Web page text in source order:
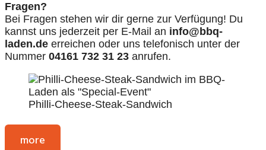
Fragen?
Bei Fragen stehen wir dir gerne zur Verfügung! Du
kannst uns jederzeit per E-Mail an info@bbq-
laden.de erreichen oder uns telefonisch unter der
Nummer 04161 732 31 23 anrufen.
Philli-Cheese-Steak-Sandwich
more